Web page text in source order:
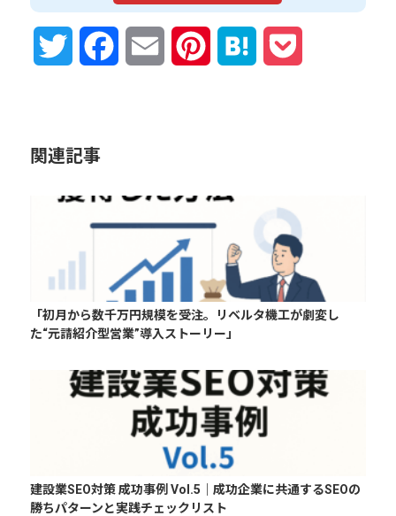
Twitter FacebookEmail Pinterest Hatena
関連記事
「初月から数千万円規模を受注。リベルタ機工が劇変し
た“元請紹介型営業”導入ストーリー」
建設業SEO対策 成功事例 Vol.5｜成功企業に共通するSEOの
勝ちパターンと実践チェックリスト